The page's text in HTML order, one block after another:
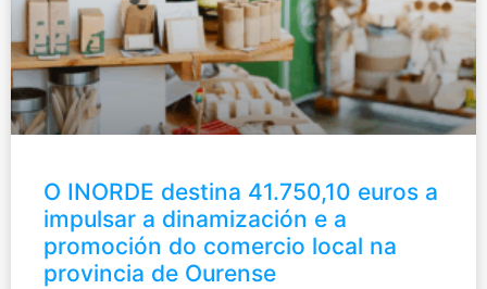
O INORDE destina 41.750,10 euros a
impulsar a dinamización e a
promoción do comercio local na
provincia de Ourense